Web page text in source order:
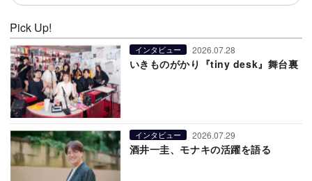
Pick Up!
インタビュー 2026.07.28
いきものがかり『tiny desk』舞台裏
インタビュー 2026.07.29
酒井一圭、モナキの活躍を語る